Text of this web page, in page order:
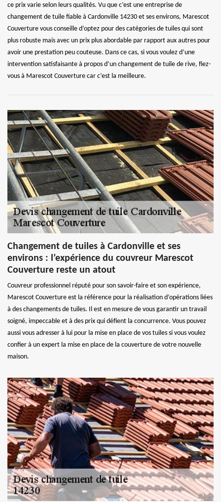
ce prix varie selon leurs qualités. Vu que c’est une entreprise de
changement de tuile fiable à Cardonville 14230 et ses environs, Marescot
Couverture vous conseille d’optez pour des catégories de tuiles qui sont
plus robuste mais avec un prix plus abordable par rapport aux autres pour
avoir une prestation peu couteuse. Dans ce cas, si vous voulez d’une
intervention satisfaisante à propos d’un changement de tuile de rive, fiez-
vous à Marescot Couverture car c’est la meilleure.
Changement de tuiles à Cardonville et ses
environs : l’expérience du couvreur Marescot
Couverture reste un atout
Couvreur professionnel réputé pour son savoir-faire et son expérience,
Marescot Couverture est la référence pour la réalisation d’opérations liées
à des changements de tuiles. Il est en mesure de vous garantir un travail
soigné, impeccable et à des prix qui défient la concurrence. Vous pouvez
aussi vous adresser à lui pour la mise en place de vos tuiles si vous voulez
confier à un expert la mise en place de la couverture de votre nouvelle
maison.